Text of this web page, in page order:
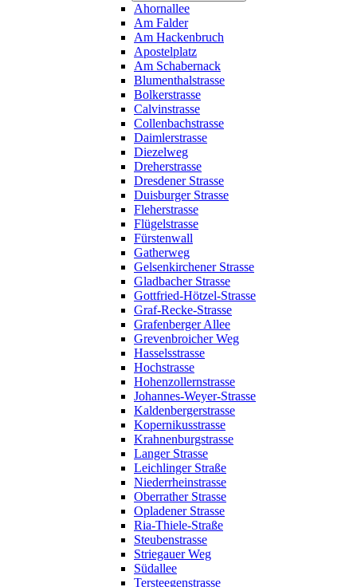
Ahornallee
Am Falder
Am Hackenbruch
Apostelplatz
Am Schabernack
Blumenthalstrasse
Bolkerstrasse
Calvinstrasse
Collenbachstrasse
Daimlerstrasse
Diezelweg
Dreherstrasse
Dresdener Strasse
Duisburger Strasse
Fleherstrasse
Flügelstrasse
Fürstenwall
Gatherweg
Gelsenkirchener Strasse
Gladbacher Strasse
Gottfried-Hötzel-Strasse
Graf-Recke-Strasse
Grafenberger Allee
Grevenbroicher Weg
Hasselsstrasse
Hochstrasse
Hohenzollernstrasse
Johannes-Weyer-Strasse
Kaldenbergerstrasse
Kopernikusstrasse
Krahnenburgstrasse
Langer Strasse
Leichlinger Straße
Niederrheinstrasse
Oberrather Strasse
Opladener Strasse
Ria-Thiele-Straße
Steubenstrasse
Striegauer Weg
Südallee
Tersteegenstrasse